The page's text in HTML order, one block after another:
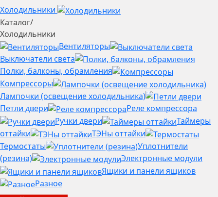
Холодильники
Каталог/
Холодильники
Вентиляторы
Выключатели света
Полки, балконы, обрамления
Компрессоры
Лампочки (освещение холодильника)
Петли двери
Реле компрессора
Ручки двери
Таймеры
оттайки
ТЭНы оттайки
Термостаты
Уплотнители
(резина)
Электронные модули
Ящики и панели ящиков
Разное